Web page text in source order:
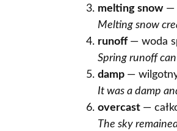
melting snow—
Melting snow
runoff — woda
Spring runoff
damp —
It was a damp
overcast —
The sky